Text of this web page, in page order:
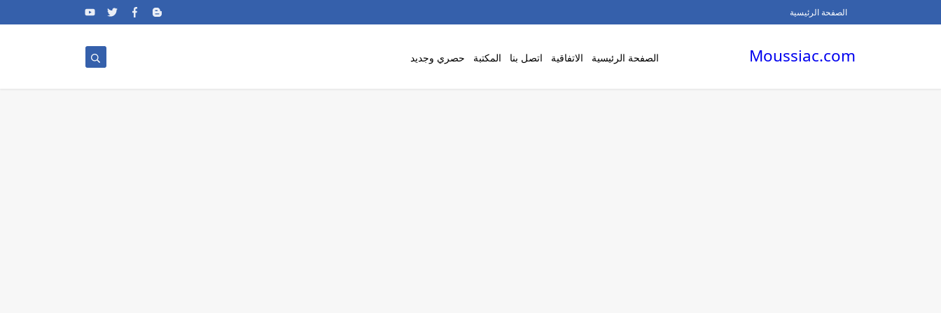
الصفحة الرئيسية
Moussiac.com الصفحة الرئيسية الاتفاقية اتصل بنا المكتبة حصري وجديد